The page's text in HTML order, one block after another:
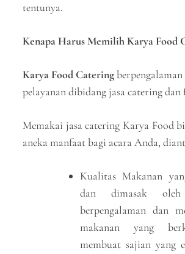
tentunya.
Kenapa Harus Memilih Karya Food
Karya Food Catering
pelayanan dibidang jasa catering dan
Memakai jasa catering Karya Food
aneka manfaat bagi acara Anda,
Kualitas Makanan
dan dimasak
berpengalaman dan
makanan yang
membuat sajian yang